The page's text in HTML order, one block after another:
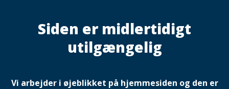
Siden er midlertidigt
utilgængelig
Vi arbejder i øjeblikket på hjemmesiden og den er